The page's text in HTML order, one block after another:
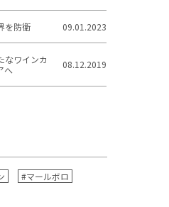
を防衛 09.01.2023
なワインカ
へ
08.12.2019
#マールボロ